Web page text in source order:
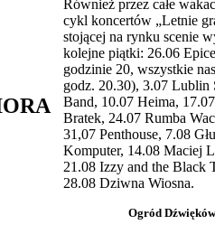
Również przez całe
cykl koncertów „Letnie
stojącej na rynku scenie
kolejne piątki: 26.06
godzinie 20, wszystkie
godz. 20.30), 3.07 Lublin
Band, 10.07 Heima,
Bratek, 24.07 Rumba
31,07 Penthouse, 7.08
Komputer, 14.08 Maciej
21.08 Izzy and the Black
28.08 Dziwna Wiosna.
Ogród Dźwięków